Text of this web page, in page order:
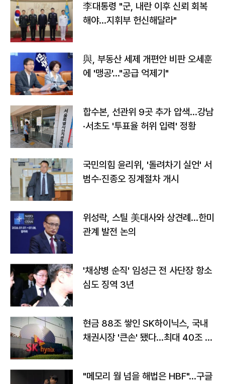
李대통령 "군, 내란 이후 신뢰 회복
해야…지휘부 헌신해달라"
與, 부동산 세제 개편안 비판 오세훈
에 '맹공'…"공급 억제기"
합수본, 선관위 9곳 추가 압색…강남
·서초도 '투표율 허위 입력' 정황
국민의힘 윤리위, '돌려차기 실언' 서
범수·진종오 징계절차 개시
위성락, 스틸 美대사와 상견례…한미
관계 발전 논의
'채상병 순직' 임성근 전 사단장 항소
심도 징역 3년
현금 88조 쌓인 SK하이닉스, 국내
채권시장 '큰손' 됐다…최대 40조 투
"메모리 월 넘을 해법은 HBF"…구글